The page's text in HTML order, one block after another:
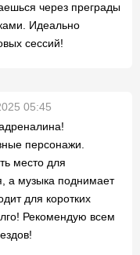
через преграды
Идеально
сессий!
05:45
персонажи.
место для
а музыка поднимает
для коротких
Рекомендую всем